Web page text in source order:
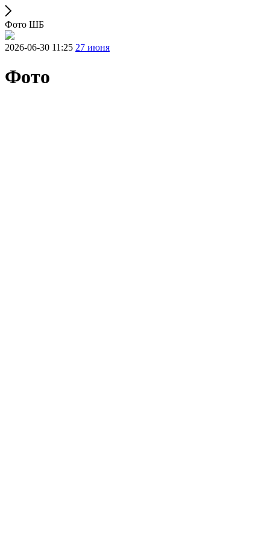
Фото ШБ
2026-06-30 11:25 27 июня
Фото